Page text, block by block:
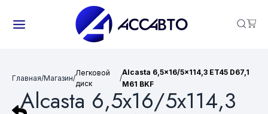
Главная/Магазин/
Легковой
диск
/
Alcasta 6,5x16/5x114,3 ET45 D67,1
M61 BKF
Alcasta 6,5x16/5x114,3